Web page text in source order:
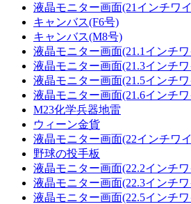
液晶モニター画面(21インチワ
キャンバス(F6号)
キャンバス(M8号)
液晶モニター画面(21.1インチ
液晶モニター画面(21.3インチ
液晶モニター画面(21.5インチ
液晶モニター画面(21.6インチ
M23化学兵器地雷
ウィーン金貨
液晶モニター画面(22インチワ
野球の投手板
液晶モニター画面(22.2インチ
液晶モニター画面(22.3インチ
液晶モニター画面(22.5インチ